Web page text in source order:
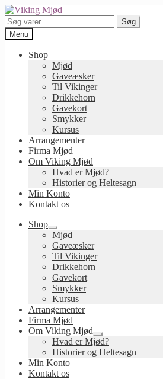
Spring
til
navigation
Spring
til
indhold
Søg
efter:
Søg
Menu
Shop
Mjød
Gaveæsker
Til Vikinger
Drikkehorn
Gavekort
Smykker
Kursus
Arrangementer
Firma Mjød
Om Viking Mjød
Hvad er Mjød?
Historier og Heltesagn
Min Konto
Kontakt os
Shop
Udfold
undermenu
Mjød
Gaveæsker
Til Vikinger
Drikkehorn
Gavekort
Smykker
Kursus
Arrangementer
Firma Mjød
Om Viking Mjød
Udfold
undermenu
Hvad er Mjød?
Historier og Heltesagn
Min Konto
Kontakt os